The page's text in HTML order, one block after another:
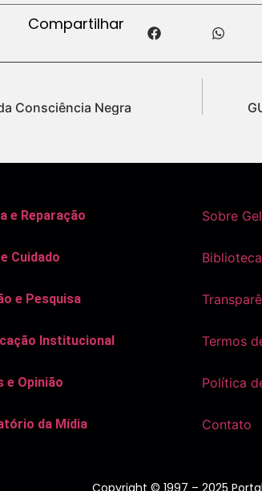
Compartilhar
Consciência Negra
e Reparação
Cuidado
e Pesquisa
Institucional
e Opinião
da Mídia
Sobre
Termos
Política
Contato
Copyright © 1997 – 2025